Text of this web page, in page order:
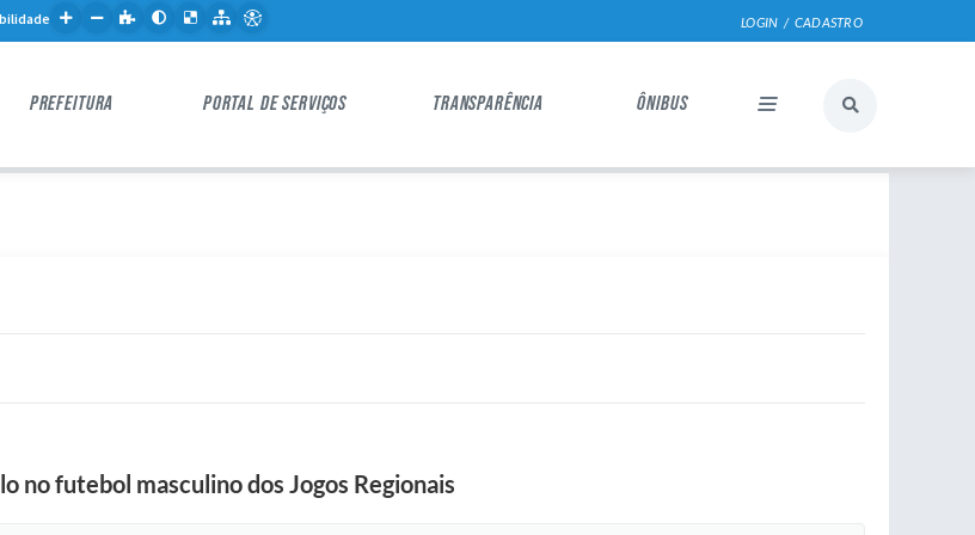
LOGIN / CADASTRO
PREFEITURA PORTAL DE SERVIÇOS TRANSPARÊNCIA ÔNIBUS
no futebol masculino dos Jogos Regionais